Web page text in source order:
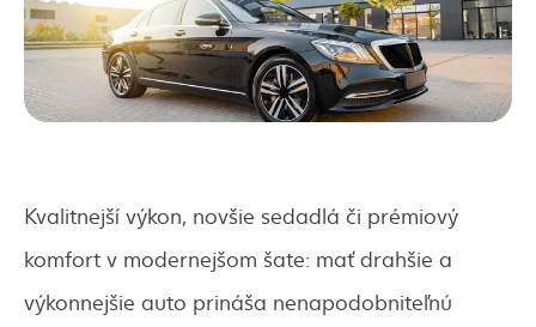
Kvalitnejší výkon, novšie sedadlá či prémiový
komfort v modernejšom šate: mať drahšie a
výkonnejšie auto prináša nenapodobniteľnú